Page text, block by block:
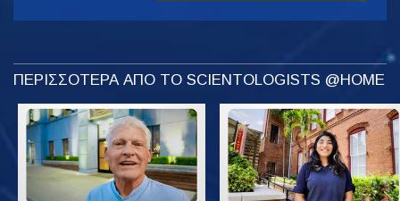
ΠΕΡΙΣΣΟΤΕΡΑ ΑΠΟ ΤΟ SCIENTOLOGISTS @HOME